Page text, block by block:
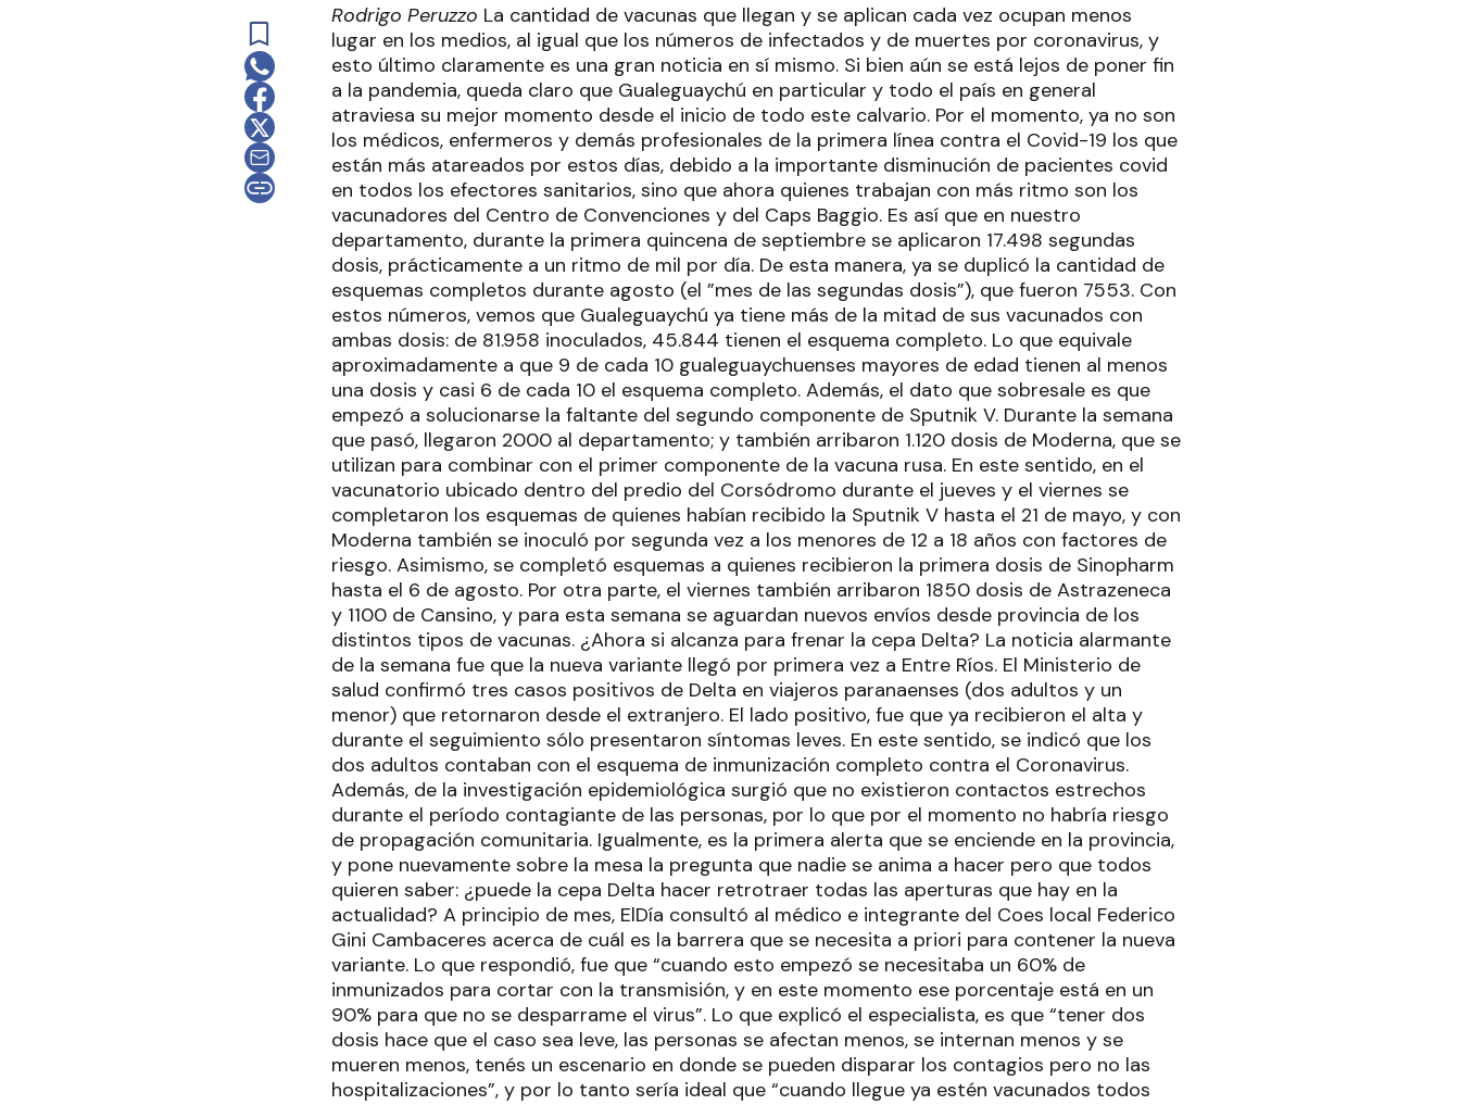
Rodrigo Peruzzo La cantidad de vacunas que llegan y se aplican cada vez ocupan menos
lugar en los medios, al igual que los números de infectados y de muertes por coronavirus, y
esto último claramente es una gran noticia en sí mismo. Si bien aún se está lejos de poner fin
a la pandemia, queda claro que Gualeguaychú en particular y todo el país en general
atraviesa su mejor momento desde el inicio de todo este calvario. Por el momento, ya no son
los médicos, enfermeros y demás profesionales de la primera línea contra el Covid-19 los que
están más atareados por estos días, debido a la importante disminución de pacientes covid
en todos los efectores sanitarios, sino que ahora quienes trabajan con más ritmo son los
vacunadores del Centro de Convenciones y del Caps Baggio. Es así que en nuestro
departamento, durante la primera quincena de septiembre se aplicaron 17.498 segundas
dosis, prácticamente a un ritmo de mil por día. De esta manera, ya se duplicó la cantidad de
esquemas completos durante agosto (el ”mes de las segundas dosis”), que fueron 7553. Con
estos números, vemos que Gualeguaychú ya tiene más de la mitad de sus vacunados con
ambas dosis: de 81.958 inoculados, 45.844 tienen el esquema completo. Lo que equivale
aproximadamente a que 9 de cada 10 gualeguaychuenses mayores de edad tienen al menos
una dosis y casi 6 de cada 10 el esquema completo. Además, el dato que sobresale es que
empezó a solucionarse la faltante del segundo componente de Sputnik V. Durante la semana
que pasó, llegaron 2000 al departamento; y también arribaron 1.120 dosis de Moderna, que se
utilizan para combinar con el primer componente de la vacuna rusa. En este sentido, en el
vacunatorio ubicado dentro del predio del Corsódromo durante el jueves y el viernes se
completaron los esquemas de quienes habían recibido la Sputnik V hasta el 21 de mayo, y con
Moderna también se inoculó por segunda vez a los menores de 12 a 18 años con factores de
riesgo. Asimismo, se completó esquemas a quienes recibieron la primera dosis de Sinopharm
hasta el 6 de agosto. Por otra parte, el viernes también arribaron 1850 dosis de Astrazeneca
y 1100 de Cansino, y para esta semana se aguardan nuevos envíos desde provincia de los
distintos tipos de vacunas. ¿Ahora si alcanza para frenar la cepa Delta? La noticia alarmante
de la semana fue que la nueva variante llegó por primera vez a Entre Ríos. El Ministerio de
salud confirmó tres casos positivos de Delta en viajeros paranaenses (dos adultos y un
menor) que retornaron desde el extranjero. El lado positivo, fue que ya recibieron el alta y
durante el seguimiento sólo presentaron síntomas leves. En este sentido, se indicó que los
dos adultos contaban con el esquema de inmunización completo contra el Coronavirus.
Además, de la investigación epidemiológica surgió que no existieron contactos estrechos
durante el período contagiante de las personas, por lo que por el momento no habría riesgo
de propagación comunitaria. Igualmente, es la primera alerta que se enciende en la provincia,
y pone nuevamente sobre la mesa la pregunta que nadie se anima a hacer pero que todos
quieren saber: ¿puede la cepa Delta hacer retrotraer todas las aperturas que hay en la
actualidad? A principio de mes, ElDía consultó al médico e integrante del Coes local Federico
Gini Cambaceres acerca de cuál es la barrera que se necesita a priori para contener la nueva
variante. Lo que respondió, fue que “cuando esto empezó se necesitaba un 60% de
inmunizados para cortar con la transmisión, y en este momento ese porcentaje está en un
90% para que no se desparrame el virus”. Lo que explicó el especialista, es que “tener dos
dosis hace que el caso sea leve, las personas se afectan menos, se internan menos y se
mueren menos, tenés un escenario en donde se pueden disparar los contagios pero no las
hospitalizaciones”, y por lo tanto sería ideal que “cuando llegue ya estén vacunados todos